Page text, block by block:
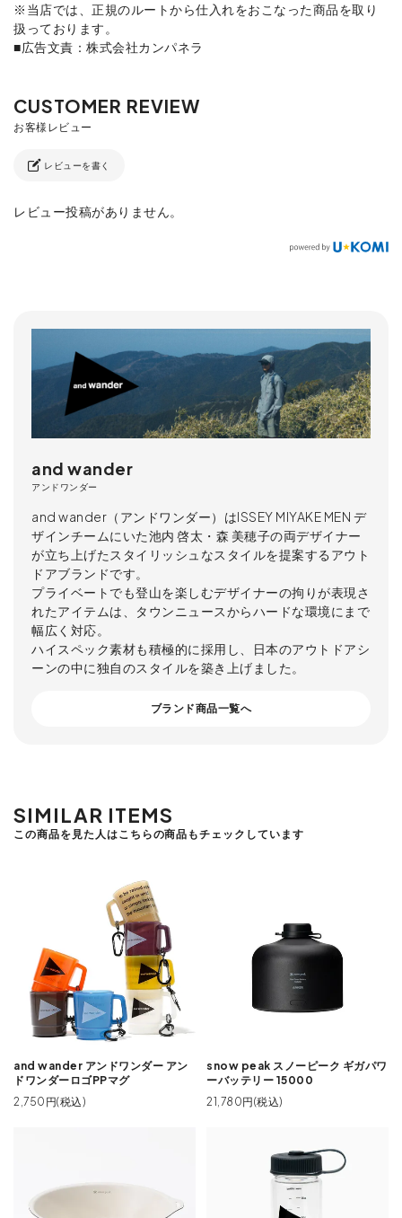
※当店では、正規のルートから仕入れをおこなった商品を取り
扱っております。
■広告文責：株式会社カンパネラ
レビューを書く
レビュー投稿がありません。
and wander
アンドワンダー
and wander（アンドワンダー）はISSEY MIYAKE MEN デ
ザインチームにいた池内 啓太・森 美穂子の両デザイナー
が立ち上げたスタイリッシュなスタイルを提案するアウト
ドアブランドです。
プライベートでも登山を楽しむデザイナーの拘りが表現さ
れたアイテムは、タウンニュースからハードな環境にまで
幅広く対応。
ハイスペック素材も積極的に採用し、日本のアウトドアシ
ーンの中に独自のスタイルを築き上げました。
ブランド商品一覧へ
SIMILAR ITEMS
この商品を見た人はこちらの商品もチェックしています
and wander アンドワンダー アン
ドワンダーロゴPPマグ
2,750円(税込)
snow peak スノーピーク ギガパワ
ーバッテリー 15000
21,780円(税込)